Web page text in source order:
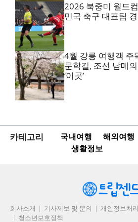
2026 북중미 월드
민국 축구 대표팀
4월 강릉 여행객 주
문학길, 조선 남매
‘이곳’
카테고리 국내여행 해외여행
생활정보
회사소개 기사제보 및 문의 개인정보처
청소년보호정책